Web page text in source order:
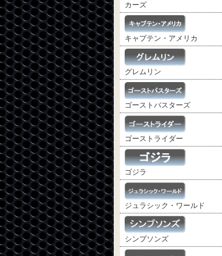
カーズ
キャプテン・アメリカ
グレムリン
ゴーストバスターズ
ゴーストライダー
ゴジラ
ジュラシック・ワールド
シンプソンズ